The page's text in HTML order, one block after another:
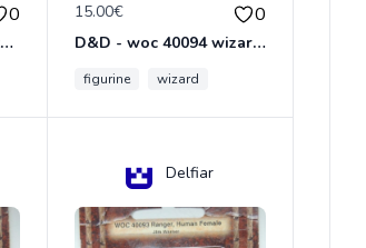
0
D&D - 88288 troglodyte with long Miniature - Donjons Dragons
15.00€ 0
D&D - woc 40094 wizard human male Miniature - Donjons Dragons
figurine wizard
Delfiar